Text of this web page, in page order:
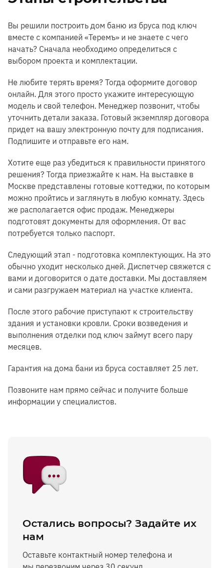
Вы решили построить дом баню из бруса под ключ
вместе с компанией «Теремъ» и не знаете с чего
начать? Сначала необходимо определиться с
выбором проекта и комплектации.
Не любите терять время? Тогда оформите договор
онлайн. Для этого просто укажите интересующую
модель и свой телефон. Менеджер позвонит, чтобы
уточнить детали заказа. Готовый экземпляр договора
придет на вашу электронную почту для подписания.
Подпишите и отправьте его нам.
Хотите еще раз убедиться к правильности принятого
решения? Тогда приезжайте к нам. На выставке в
Москве представлены готовые коттеджи, по которым
можно пройтись и заглянуть в любую комнату. Здесь
же располагается офис продаж. Менеджеры
подготовят документы для оформления. От вас
потребуется только паспорт.
Следующий этап - подготовка комплектующих. На это
обычно уходит несколько дней. Диспетчер свяжется с
вами и договорится о дате доставки. Мы доставляем
и сами разгружаем материал на участке клиента.
После этого рабочие приступают к строительству
здания и установки кровли. Сроки возведения и
выполнения отделки под ключ займут всего пару
месяцев.
Гарантия на дома бани из бруса составляет 25 лет.
Позвоните нам прямо сейчас и получите больше
информации у специалистов.
Остались вопросы? Задайте их
нам
Оставьте контактный номер телефона и